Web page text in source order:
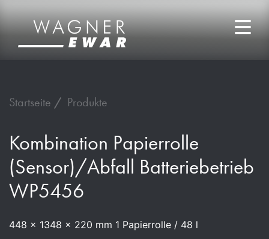
Startseite Produkte
Kombination Papierrolle
(Sensor)/Abfall Batteriebetrieb
WP5456
448 x 1348 x 220 mm 1 Papierrolle / 48 l